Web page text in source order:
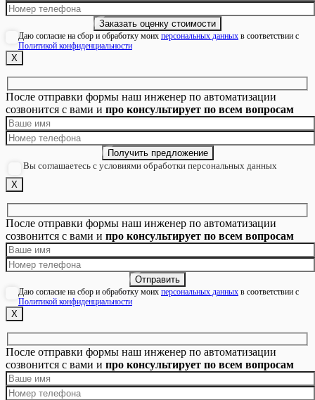
Даю согласие на сбор и обработку моих персональных данных в соответствии с
Политикой конфиденциальности
Х
После отправки формы наш инженер по автоматизации
созвонится с вами и про консультирует по всем вопросам
Вы соглашаетесь с условиями обработки персональных данных
Х
После отправки формы наш инженер по автоматизации
созвонится с вами и про консультирует по всем вопросам
Даю согласие на сбор и обработку моих персональных данных в соответствии с
Политикой конфиденциальности
Х
После отправки формы наш инженер по автоматизации
созвонится с вами и про консультирует по всем вопросам